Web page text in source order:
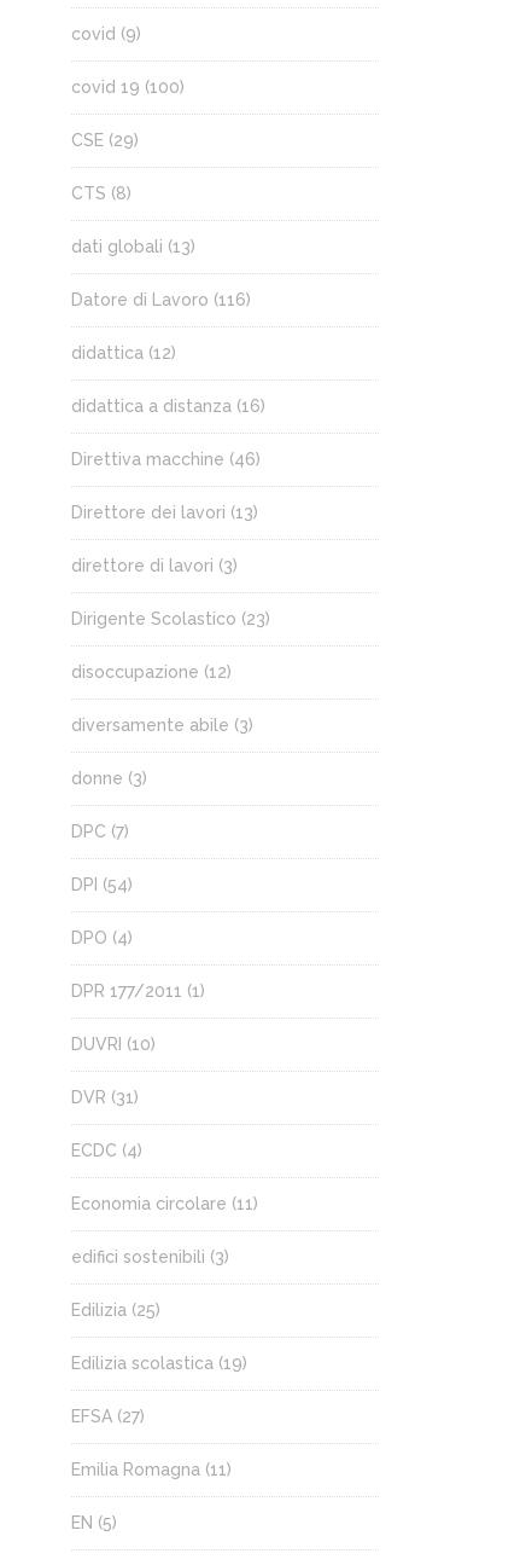
covid (9)
covid 19 (100)
CSE (29)
CTS (8)
dati globali (13)
Datore di Lavoro (116)
didattica (12)
didattica a distanza (16)
Direttiva macchine (46)
Direttore dei lavori (13)
direttore di lavori (3)
Dirigente Scolastico (23)
disoccupazione (12)
diversamente abile (3)
donne (3)
DPC (7)
DPI (54)
DPO (4)
DPR 177/2011 (1)
DUVRI (10)
DVR (31)
ECDC (4)
Economia circolare (11)
edifici sostenibili (3)
Edilizia (25)
Edilizia scolastica (19)
EFSA (27)
Emilia Romagna (11)
EN (5)